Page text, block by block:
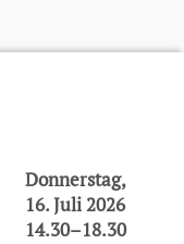
Donnerstag,
16. Juli 2026
14.30–18.30